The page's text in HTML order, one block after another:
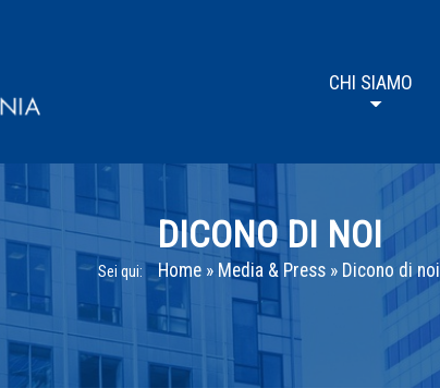
CHI SIAMO
DICONO DI NOI
Sei qui: Home » Media & Press » Dicono di noi